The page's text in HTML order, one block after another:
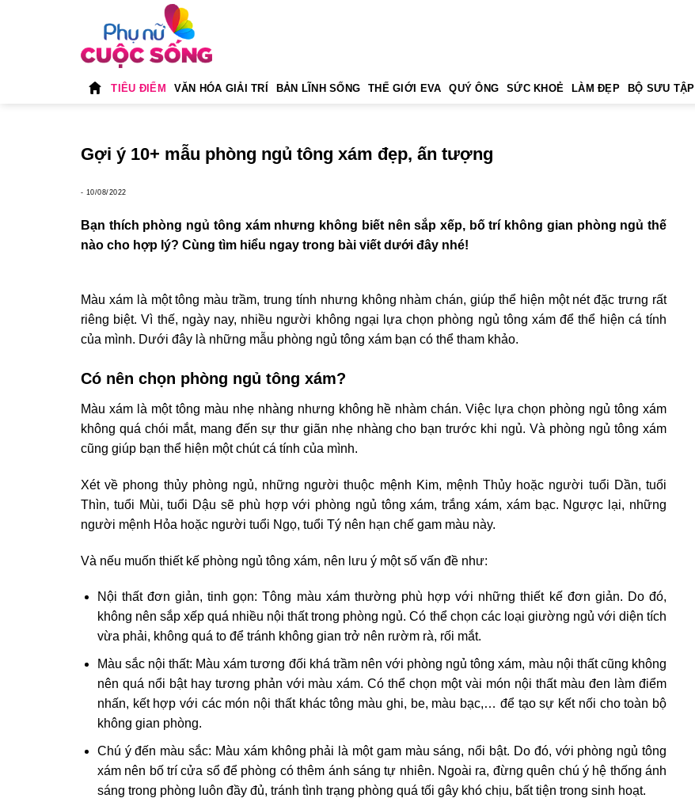
TIÊU ĐIỂM VĂN HÓA GIẢI TRÍ BẢN LĨNH SỐNG THẾ GIỚI EVA QUÝ ÔNG SỨC KHOẺ LÀM ĐẸP BỘ SƯU TẬP
Gợi ý 10+ mẫu phòng ngủ tông xám đẹp, ấn tượng
- 10/08/2022
Bạn thích phòng ngủ tông xám nhưng không biết nên sắp xếp, bố trí không gian phòng ngủ thế
nào cho hợp lý? Cùng tìm hiểu ngay trong bài viết dưới đây nhé!
Màu xám là một tông màu trầm, trung tính nhưng không nhàm chán, giúp thể hiện một nét đặc trưng rất
riêng biệt. Vì thế, ngày nay, nhiều người không ngại lựa chọn phòng ngủ tông xám để thể hiện cá tính
của mình. Dưới đây là những mẫu phòng ngủ tông xám bạn có thể tham khảo.
Có nên chọn phòng ngủ tông xám?
Màu xám là một tông màu nhẹ nhàng nhưng không hề nhàm chán. Việc lựa chọn phòng ngủ tông xám
không quá chói mắt, mang đến sự thư giãn nhẹ nhàng cho bạn trước khi ngủ. Và phòng ngủ tông xám
cũng giúp bạn thể hiện một chút cá tính của mình.
Xét về phong thủy phòng ngủ, những người thuộc mệnh Kim, mệnh Thủy hoặc người tuổi Dần, tuổi
Thìn, tuổi Mùi, tuổi Dậu sẽ phù hợp với phòng ngủ tông xám, trắng xám, xám bạc. Ngược lại, những
người mệnh Hỏa hoặc người tuổi Ngọ, tuổi Tý nên hạn chế gam màu này.
Và nếu muốn thiết kế phòng ngủ tông xám, nên lưu ý một số vấn đề như:
Nội thất đơn giản, tinh gọn: Tông màu xám thường phù hợp với những thiết kế đơn giản. Do đó,
không nên sắp xếp quá nhiều nội thất trong phòng ngủ. Có thể chọn các loại giường ngủ với diện tích
vừa phải, không quá to để tránh không gian trở nên rườm rà, rối mắt.
Màu sắc nội thất: Màu xám tương đối khá trầm nên với phòng ngủ tông xám, màu nội thất cũng không
nên quá nổi bật hay tương phản với màu xám. Có thể chọn một vài món nội thất màu đen làm điểm
nhấn, kết hợp với các món nội thất khác tông màu ghi, be, màu bạc,… để tạo sự kết nối cho toàn bộ
không gian phòng.
Chú ý đến màu sắc: Màu xám không phải là một gam màu sáng, nổi bật. Do đó, với phòng ngủ tông
xám nên bố trí cửa sổ để phòng có thêm ánh sáng tự nhiên. Ngoài ra, đừng quên chú ý hệ thống ánh
sáng trong phòng luôn đầy đủ, tránh tình trạng phòng quá tối gây khó chịu, bất tiện trong sinh hoạt.